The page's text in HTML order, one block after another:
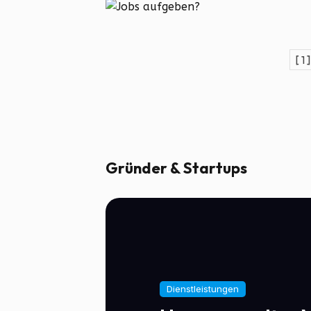
[ 1 ]
Gründer & Startups
Dienstleistungen